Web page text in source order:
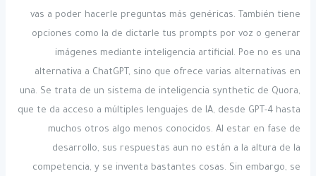
vas a poder hacerle preguntas más genéricas. También tiene
opciones como la de dictarle tus prompts por voz o generar
imágenes mediante inteligencia artificial. Poe no es una
alternativa a ChatGPT, sino que ofrece varias alternativas en
una. Se trata de un sistema de inteligencia synthetic de Quora,
que te da acceso a múltiples lenguajes de IA, desde GPT-4 hasta
muchos otros algo menos conocidos. Al estar en fase de
desarrollo, sus respuestas aun no están a la altura de la
competencia, y se inventa bastantes cosas. Sin embargo, se